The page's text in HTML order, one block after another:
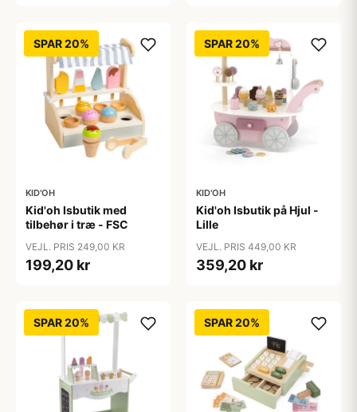
SPAR 20%
KID'OH
Kid'oh Isbutik med
tilbehør i træ - FSC
VEJL. PRIS 249,00 KR
199,20 kr
SPAR 20%
KID'OH
Kid'oh Isbutik på Hjul -
Lille
VEJL. PRIS 449,00 KR
359,20 kr
SPAR 20% SPAR 20%